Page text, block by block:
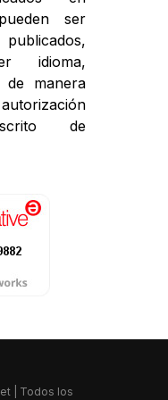
ser
idioma,
de manera
de
| Todos los